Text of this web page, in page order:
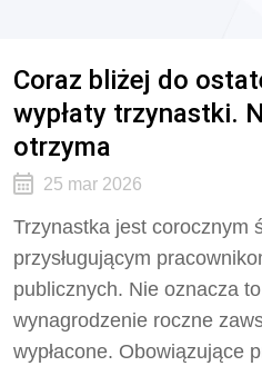
Coraz bliżej do
wypłaty trzynastki.
otrzyma
25 mar 2026
Trzynastka jest corocznym
przysługującym
publicznych. Nie oznacza
wynagrodzenie roczne
wypłacone. Obowiązujące